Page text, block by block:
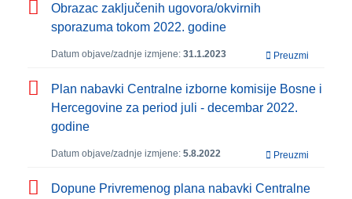
Obrazac zaključenih ugovora/okvirnih
sporazuma tokom 2022. godine
Datum objave/zadnje izmjene: 31.1.2023 Preuzmi
Plan nabavki Centralne izborne komisije Bosne i
Hercegovine za period juli - decembar 2022.
godine
Datum objave/zadnje izmjene: 5.8.2022 Preuzmi
Dopune Privremenog plana nabavki Centralne